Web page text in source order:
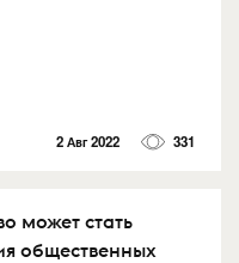
2 Авг 2022 331
может стать
общественных